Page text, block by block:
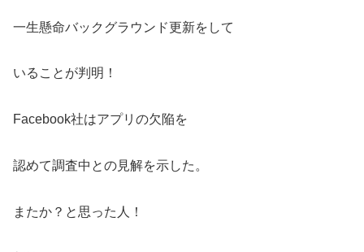
一生懸命バックグラウンド更新をして
いることが判明！
Facebook社はアプリの欠陥を
認めて調査中との見解を示した。
またか？と思った人！